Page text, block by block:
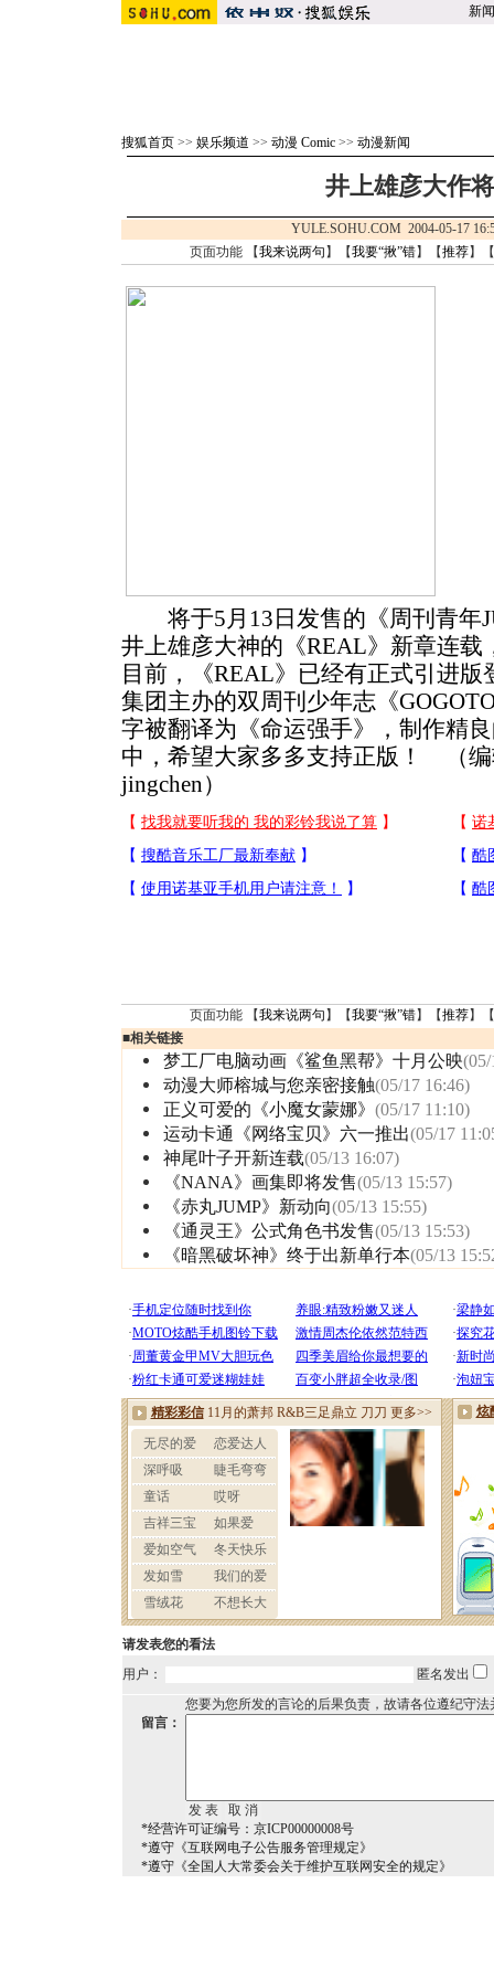
新闻
搜狐首页 >> 娱乐频道 >> 动漫 Comic >> 动漫新闻
井上雄彦大作
YULE.SOHU.COM 2004-05-17
页面功能 【我来说两句 】【我要“揪”错】【推荐】
将于5月13日发售的《周刊青年
井上雄彦大神的《REAL》新章连载
目前，《REAL》已经有正式引进
集团主办的双周刊少年志《
字被翻译为《命运强手》，制作精
中，希望大家多多支持正版！ （
jingchen）
页面功能 【我来说两句 】【我要“揪”错】【推荐】
■相关链接
梦工厂电脑动画《鲨鱼黑帮》十月公映
动漫大师榕城与您亲密接触(05/17 16:46)
正义可爱的《小魔女蒙娜》 (05/17 11:10)
运动卡通《网络宝贝》六一推出(05/17
神尾叶子开新连载(05/13 16:07)
《NANA》画集即将发售(05/13 15:57)
《赤丸JUMP》新动向(05/13 15:55)
《通灵王》公式角色书发售(05/13 15:53)
《暗黑破坏神》终于出新单行本(05/13
请发表您的看法
用户：
匿名发出
您要为您所发的言论的后果负责，故请各位遵纪守
留言：
*经营许可证编号：京ICP00000008号
*遵守《互联网电子公告服务管理规定》
*遵守《全国人大常委会关于维护互联网安全的规定》